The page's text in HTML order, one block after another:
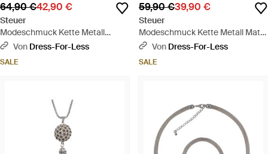
64,90 €42,90 €
Steuer
Modeschmuck Kette Metall
Zweifarbig Matt Glanz Glasstein
Von Dress-For-Less
SALE
59,90 €39,90 €
Steuer
Modeschmuck Kette Metall Matt
Glanz Vergoldet Rot - Weiß
Von Dress-For-Less
SALE